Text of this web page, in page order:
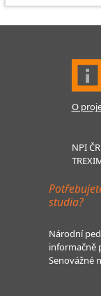
O
NPI
studia?
Národní
informačně
Senovážné